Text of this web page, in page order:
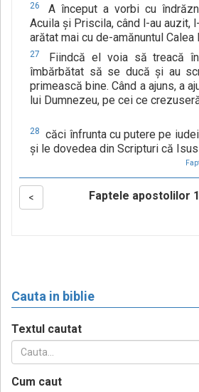
26
A început a vorbi cu
Acuila şi Priscila, când l-au auzit,
arătat mai cu de-amănuntul Calea
27
Fiindcă el voia să treacă
îmbărbătat să se ducă şi au
primească bine. Când a ajuns, a
lui Dumnezeu, pe cei ce
28
căci înfrunta cu putere pe
şi le dovedea din Scripturi că
< Faptele apostolilor
Cauta in biblie
Textul cautat
Cum caut